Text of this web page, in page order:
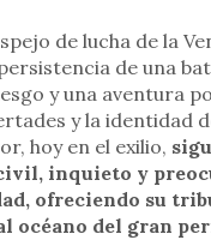
de lucha de la
de una
y una aventura
y la identidad
hoy en el exilio,
inquieto y
ofreciendo su
océano del gran